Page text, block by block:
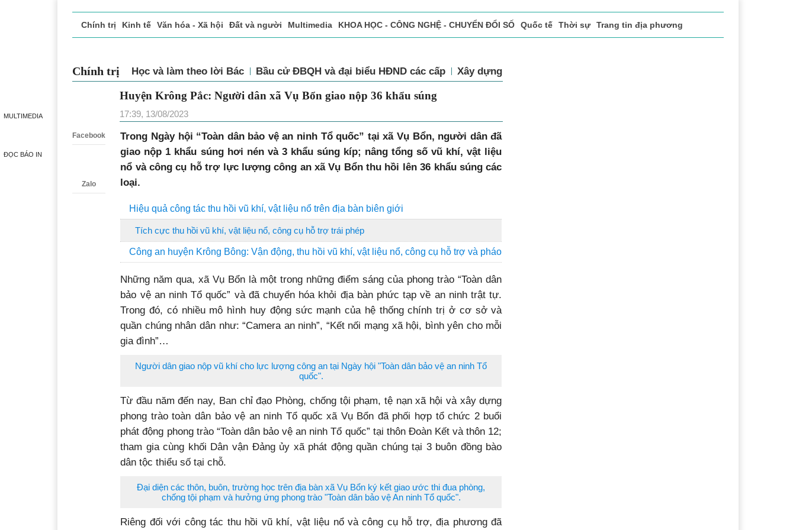
MULTIMEDIA
ĐỌC BÁO IN
Chính trị Kinh tế Văn hóa - Xã hội Đất và người Multimedia KHOA HỌC - CÔNG NGHỆ - CHUYỂN ĐỔI SỐ Quốc tế Thời sự Trang tin địa phương
Chính trị Học và làm theo lời Bác Bầu cử ĐBQH và đại biểu HĐND các cấp Xây dựng Đảng
Facebook
Zalo
Huyện Krông Pắc: Người dân xã Vụ Bổn giao nộp 36 khẩu súng
17:39, 13/08/2023
Trong Ngày hội “Toàn dân bảo vệ an ninh Tổ quốc” tại xã Vụ Bổn, người dân đã
giao nộp 1 khẩu súng hơi nén và 3 khẩu súng kíp; nâng tổng số vũ khí, vật liệu
nổ và công cụ hỗ trợ lực lượng công an xã Vụ Bổn thu hồi lên 36 khẩu súng các
loại.
Hiệu quả công tác thu hồi vũ khí, vật liệu nổ trên địa bàn biên giới
Tích cực thu hồi vũ khí, vật liệu nổ, công cụ hỗ trợ trái phép
Công an huyện Krông Bông: Vận động, thu hồi vũ khí, vật liệu nổ, công cụ hỗ trợ và pháo
Những năm qua, xã Vụ Bổn là một trong những điểm sáng của phong trào “Toàn dân
bảo vệ an ninh Tổ quốc” và đã chuyển hóa khỏi địa bàn phức tạp về an ninh trật tự.
Trong đó, có nhiều mô hình huy động sức mạnh của hệ thống chính trị ở cơ sở và
quần chúng nhân dân như: “Camera an ninh”, “Kết nối mạng xã hội, bình yên cho mỗi
gia đình”…
Người dân giao nộp vũ khí cho lực lượng công an tại Ngày hội "Toàn dân bảo vệ an ninh Tổ
quốc".
Từ đầu năm đến nay, Ban chỉ đạo Phòng, chống tội phạm, tệ nạn xã hội và xây dựng
phong trào toàn dân bảo vệ an ninh Tổ quốc xã Vụ Bổn đã phối hợp tổ chức 2 buổi
phát động phong trào “Toàn dân bảo vệ an ninh Tổ quốc” tại thôn Đoàn Kết và thôn 12;
tham gia cùng khối Dân vận Đảng ủy xã phát động quần chúng tại 3 buôn đồng bào
dân tộc thiểu số tại chỗ.
Đại diện các thôn, buôn, trường học trên địa bàn xã Vụ Bổn ký kết giao ước thi đua phòng,
chống tội phạm và hưởng ứng phong trào "Toàn dân bảo vệ An ninh Tổ quốc".
Riêng đối với công tác thu hồi vũ khí, vật liệu nổ và công cụ hỗ trợ, địa phương đã